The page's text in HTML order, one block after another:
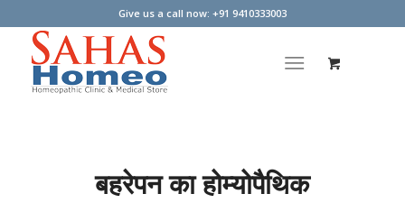
Give us a call now: +91 9410333003
बहरेपन का होम्योपैथिक